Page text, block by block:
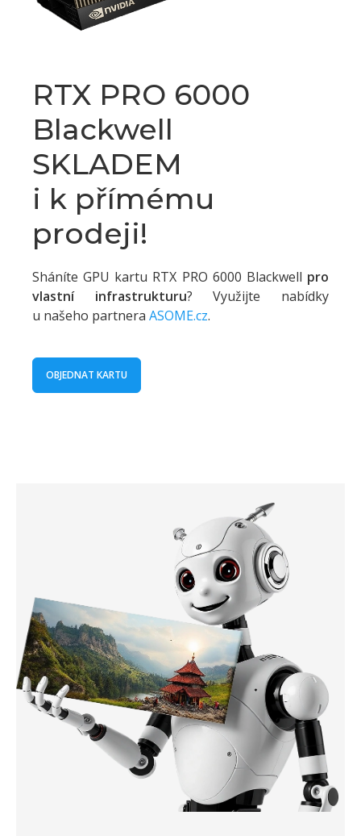
RTX PRO 6000
Blackwell
SKLADEM
i k přímému
prodeji!
Sháníte GPU kartu RTX PRO 6000 Blackwell pro
vlastní infrastrukturu? Využijte nabídky
u našeho partnera ASOME.cz.
OBJEDNAT KARTU